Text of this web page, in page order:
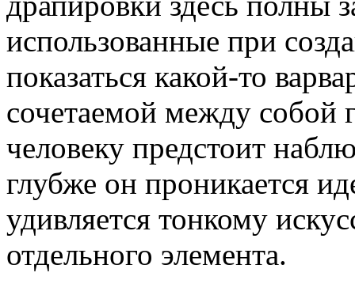
использованные при
показаться какой-то
сочетаемой между
человеку предстоит
глубже он проникается
удивляется тонкому
отдельного элемента.